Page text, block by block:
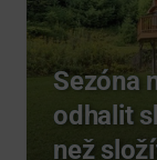
Sezóna
odhalit
než